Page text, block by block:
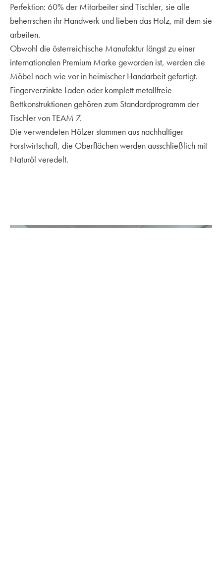
Perfektion: 60% der Mitarbeiter sind Tischler, sie alle
beherrschen ihr Handwerk und lieben das Holz, mit dem sie
arbeiten.
Obwohl die österreichische Manufaktur längst zu einer
internationalen Premium Marke geworden ist, werden die
Möbel nach wie vor in heimischer Handarbeit gefertigt.
Fingerverzinkte Laden oder komplett metallfreie
Bettkonstruktionen gehören zum Standardprogramm der
Tischler von TEAM 7.
Die verwendeten Hölzer stammen aus nachhaltiger
Forstwirtschaft, die Oberflächen werden ausschließlich mit
Naturöl veredelt.